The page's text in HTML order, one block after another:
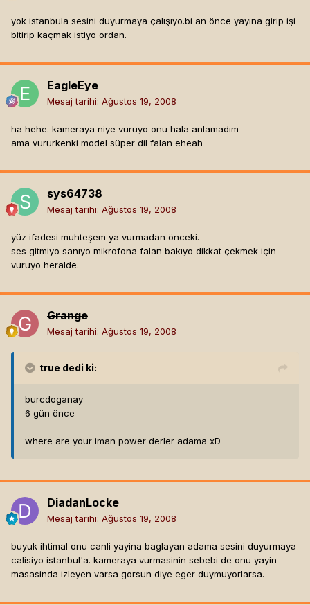
yok istanbula sesini duyurmaya çalışıyo.bi an önce yayına girip işi
bitirip kaçmak istiyo ordan.
EagleEye
Mesaj tarihi: Ağustos 19, 2008
ha hehe. kameraya niye vuruyo onu hala anlamadım
ama vururkenki model süper dil falan eheah
sys64738
Mesaj tarihi: Ağustos 19, 2008
yüz ifadesi muhteşem ya vurmadan önceki.
ses gitmiyo sanıyo mikrofona falan bakıyo dikkat çekmek için
vuruyo heralde.
Grange
Mesaj tarihi: Ağustos 19, 2008
true dedi ki:
burcdoganay
6 gün önce
where are your iman power derler adama xD
DiadanLocke
Mesaj tarihi: Ağustos 19, 2008
buyuk ihtimal onu canli yayina baglayan adama sesini duyurmaya
calisiyo istanbul'a. kameraya vurmasinin sebebi de onu yayin
masasinda izleyen varsa gorsun diye eger duymuyorlarsa.